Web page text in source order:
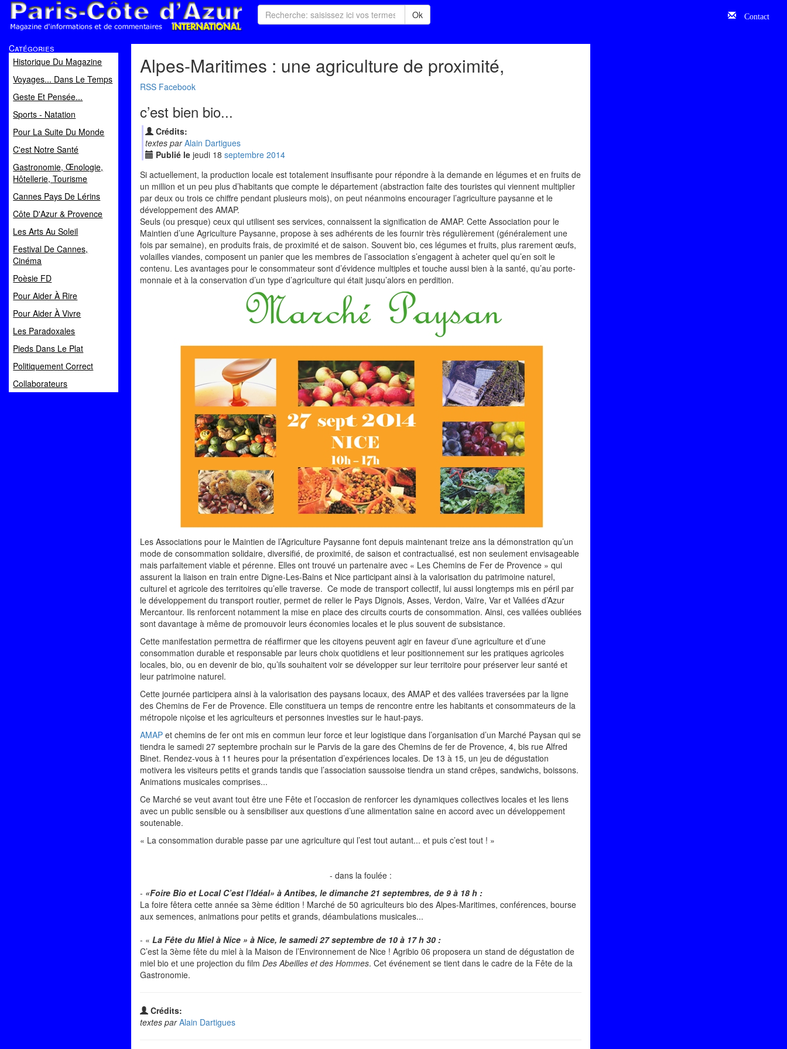
Magazine d'informations et de commentaires
Ok Contact
Catégories
Historique Du Magazine
Voyages... Dans Le Temps
Geste Et Pensée...
Sports - Natation
Pour La Suite Du Monde
C'est Notre Santé
Gastronomie, Œnologie,
Hôtellerie, Tourisme
Cannes Pays De Lérins
Côte D'Azur & Provence
Les Arts Au Soleil
Festival De Cannes,
Cinéma
Poèsie FD
Pour Aider À Rire
Pour Aider À Vivre
Les Paradoxales
Pieds Dans Le Plat
Politiquement Correct
Collaborateurs
Alpes-Maritimes : une agriculture de proximité,
RSS Facebook
c’est bien bio...
Crédits:
textes par Alain Dartigues
Publié le jeudi 18 septembre 2014
Si actuellement, la production locale est totalement insuffisante pour répondre à la demande en légumes et en fruits de
un million et un peu plus d’habitants que compte le département (abstraction faite des touristes qui viennent multiplier
par deux ou trois ce chiffre pendant plusieurs mois), on peut néanmoins encourager l’agriculture paysanne et le
développement des AMAP.
Seuls (ou presque) ceux qui utilisent ses services, connaissent la signification de AMAP. Cette Association pour le
Maintien d’une Agriculture Paysanne, propose à ses adhérents de les fournir très régulièrement (généralement une
fois par semaine), en produits frais, de proximité et de saison. Souvent bio, ces légumes et fruits, plus rarement œufs,
volailles viandes, composent un panier que les membres de l’association s’engagent à acheter quel qu’en soit le
contenu. Les avantages pour le consommateur sont d’évidence multiples et touche aussi bien à la santé, qu’au porte-
monnaie et à la conservation d’un type d’agriculture qui était jusqu’alors en perdition.
Les Associations pour le Maintien de l’Agriculture Paysanne font depuis maintenant treize ans la démonstration qu’un
mode de consommation solidaire, diversifié, de proximité, de saison et contractualisé, est non seulement envisageable
mais parfaitement viable et pérenne. Elles ont trouvé un partenaire avec « Les Chemins de Fer de Provence » qui
assurent la liaison en train entre Digne-Les-Bains et Nice participant ainsi à la valorisation du patrimoine naturel,
culturel et agricole des territoires qu’elle traverse. Ce mode de transport collectif, lui aussi longtemps mis en péril par
le développement du transport routier, permet de relier le Pays Dignois, Asses, Verdon, Vaïre, Var et Vallées d’Azur
Mercantour. Ils renforcent notamment la mise en place des circuits courts de consommation. Ainsi, ces vallées oubliées
sont davantage à même de promouvoir leurs économies locales et le plus souvent de subsistance.
Cette manifestation permettra de réaffirmer que les citoyens peuvent agir en faveur d’une agriculture et d’une
consommation durable et responsable par leurs choix quotidiens et leur positionnement sur les pratiques agricoles
locales, bio, ou en devenir de bio, qu’ils souhaitent voir se développer sur leur territoire pour préserver leur santé et
leur patrimoine naturel.
Cette journée participera ainsi à la valorisation des paysans locaux, des AMAP et des vallées traversées par la ligne
des Chemins de Fer de Provence. Elle constituera un temps de rencontre entre les habitants et consommateurs de la
métropole niçoise et les agriculteurs et personnes investies sur le haut-pays.
AMAP et chemins de fer ont mis en commun leur force et leur logistique dans l’organisation d’un Marché Paysan qui se
tiendra le samedi 27 septembre prochain sur le Parvis de la gare des Chemins de fer de Provence, 4, bis rue Alfred
Binet. Rendez-vous à 11 heures pour la présentation d’expériences locales. De 13 à 15, un jeu de dégustation
motivera les visiteurs petits et grands tandis que l’association saussoise tiendra un stand crêpes, sandwichs, boissons.
Animations musicales comprises...
Ce Marché se veut avant tout être une Fête et l’occasion de renforcer les dynamiques collectives locales et les liens
avec un public sensible ou à sensibiliser aux questions d’une alimentation saine en accord avec un développement
soutenable.
« La consommation durable passe par une agriculture qui l’est tout autant... et puis c’est tout ! »
- dans la foulée :
- «Foire Bio et Local C’est l’Idéal» à Antibes, le dimanche 21 septembres, de 9 à 18 h :
La foire fêtera cette année sa 3ème édition ! Marché de 50 agriculteurs bio des Alpes-Maritimes, conférences, bourse
aux semences, animations pour petits et grands, déambulations musicales...
- « La Fête du Miel à Nice » à Nice, le samedi27 septembre de 10 à 17 h 30 :
C’est la 3ème fête du miel à la Maison de l’Environnement de Nice ! Agribio 06 proposera un stand de dégustation de
miel bio et une projection du film Des Abeilles et des Hommes. Cet événement se tient dans le cadre de la Fête de la
Gastronomie.
Crédits:
textes par Alain Dartigues